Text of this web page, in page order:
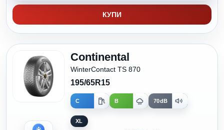
КУПИ
Continental
WinterContact TS 870
195/65R15
C B 70dB
XL